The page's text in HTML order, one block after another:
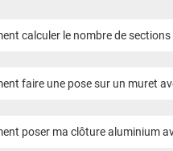
calculer le nombre de
faire une pose sur un muret
poser ma clôture aluminium